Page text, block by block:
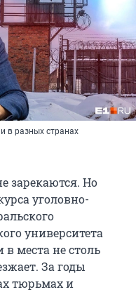
в разных странах
зарекаются. Но
уголовно-
университета
места не столь
За годы
тюрьмах и